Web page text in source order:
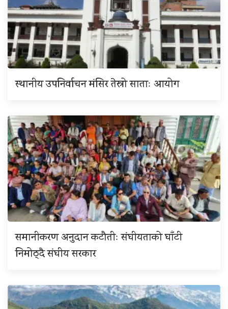
स्थानीय उपनिर्वाचन मंसिर तेस्रो साताः आयोग
समानीकरण अनुदान कटौतीः संघीयताको घाँटी
निमोठ्दै संघीय सरकार